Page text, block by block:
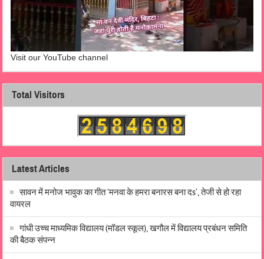
Visit our YouTube channel
Total Visitors
Latest Articles
सावन में मनोज भावुक का गीत ‘मनवा के हमरा बनारस बना दs’, तेजी से हो रहा
वायरल
गांधी उच्च माध्यमिक विद्यालय (मॉडल स्कूल), खगौल में विद्यालय प्रबंधन समिति
की बैठक संपन्न